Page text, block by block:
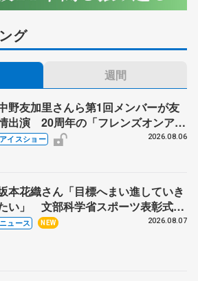
グ
週間
野友加里さんら第1回メンバーが友
出演 20周年の「フレンズオンアイ
」 宮本賢二さん、有川梨絵さん、
アイスショー 2026.08.06
本花織さん「目標へまい進していき
い」 文部科学省スポーツ表彰式で
表謝辞
ニュース NEW 2026.08.07